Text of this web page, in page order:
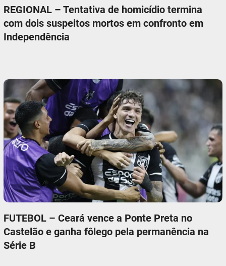
REGIONAL – Tentativa de homicídio termina
com dois suspeitos mortos em confronto em
Independência
FUTEBOL – Ceará vence a Ponte Preta no
Castelão e ganha fôlego pela permanência na
Série B